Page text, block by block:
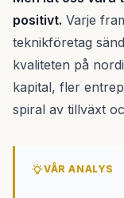
positivt. Varje
teknikföretag
kvaliteten på
kapital, fler
spiral av tillväxt
VÅR ANALYS